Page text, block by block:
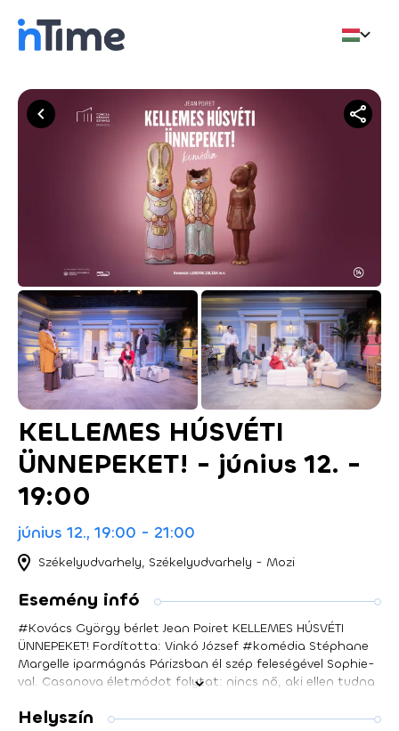
KELLEMES HÚSVÉTI
ÜNNEPEKET! - június 12. -
19:00
június 12., 19:00 - 21:00
Székelyudvarhely, Székelyudvarhely - Mozi
Esemény infó
#Kovács György bérlet Jean Poiret KELLEMES HÚSVÉTI
ÜNNEPEKET! Fordította: Vinkó József #komédia Stéphane
Margelle iparmágnás Párizsban él szép feleségével Sophie-
val. Casanova életmódot folytat: nincs nő, aki ellen tudna
napig, amíg feleségét ki nem viszi a repülőtérre és a
Helyszín